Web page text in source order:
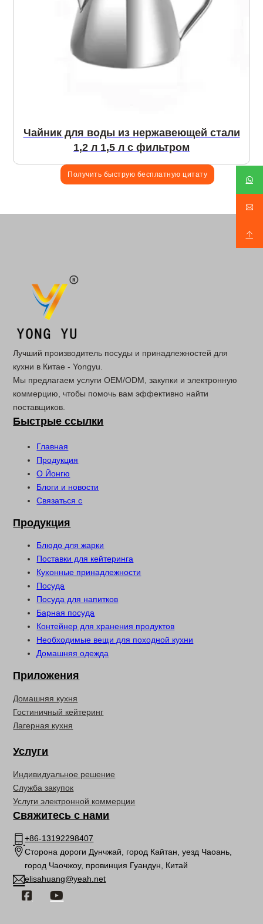
Чайник для воды из нержавеющей стали
1,2 л 1,5 л с фильтром
Получить быструю бесплатную цитату
Лучший производитель посуды и принадлежностей для
кухни в Китае - Yongyu.
Мы предлагаем услуги OEM/ODM, закупки и электронную
коммерцию, чтобы помочь вам эффективно найти
поставщиков.
Быстрые ссылки
Главная
Продукция
О Йонгю
Блоги и новости
Связаться с
Продукция
Блюдо для жарки
Поставки для кейтеринга
Кухонные принадлежности
Посуда
Посуда для напитков
Барная посуда
Контейнер для хранения продуктов
Необходимые вещи для походной кухни
Домашняя одежда
Приложения
Домашняя кухня
Гостиничный кейтеринг
Лагерная кухня
Услуги
Индивидуальное решение
Служба закупок
Услуги электронной коммерции
Свяжитесь с нами
+86-13192298407
Сторона дороги Дунчжай, город Кайтан, уезд Чаоань,
город Чаочжоу, провинция Гуандун, Китай
elisahuang@yeah.net